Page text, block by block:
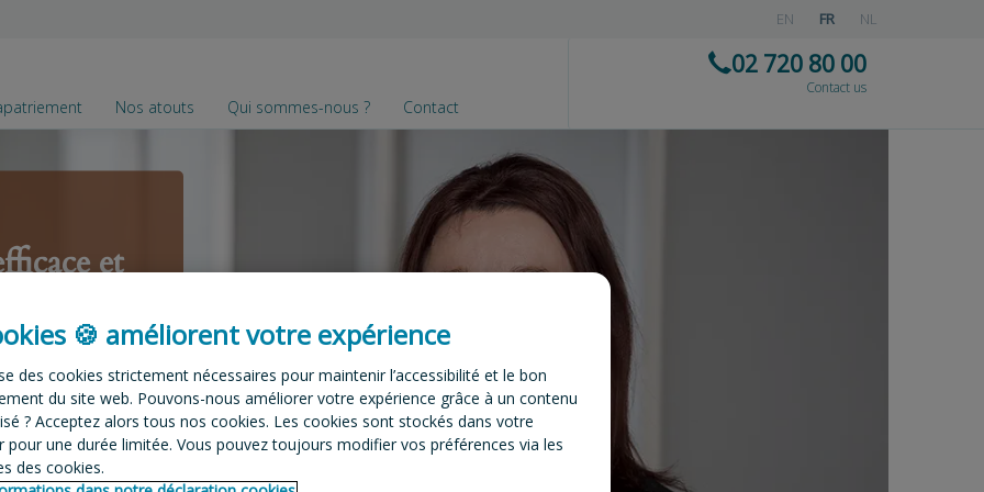
EN FR NL
Nos atouts Qui sommes-nous ? Contact
02 720 80 00
Contact us
et
les
que
le pays
ou
🍪 améliorent votre expérience
des cookies strictement nécessaires pour maintenir l’accessibilité et le bon
du site web. Pouvons-nous améliorer votre expérience grâce à un contenu
? Acceptez alors tous nos cookies. Les cookies sont stockés dans votre
pour une durée limitée. Vous pouvez toujours modifier vos préférences via les
des cookies.